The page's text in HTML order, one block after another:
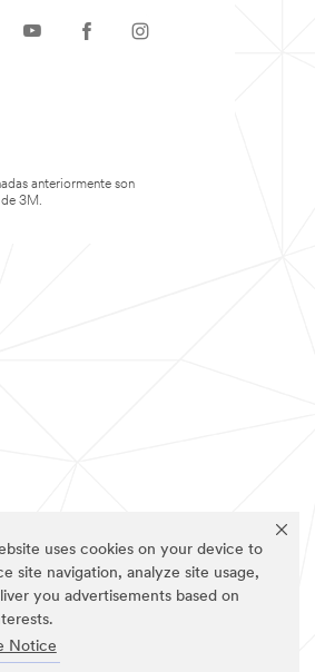
uses cookies on your device to
site navigation, analyze site usage,
you advertisements based on
Notice
anteriormente son
3M.